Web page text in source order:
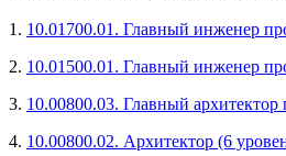
1. 10.01700.01. Главный инженер
2. 10.01500.01. Главный инженер
3. 10.00800.03. Главный
4. 10.00800.02. Архитектор (6